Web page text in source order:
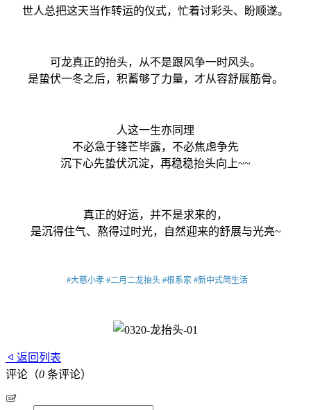
世人总把这天当作转运的仪式，忙着讨彩头、盼顺遂。
可龙真正的抬头，从不是跟风争一时风头。
是蛰伏一冬之后，积蓄够了力量，才从容舒展筋骨。
人这一生亦同理
不必急于锋芒毕露，不必焦虑争先
沉下心先蛰伏沉淀，再稳稳抬头向上~~
真正的好运，并不是求来的，
是沉得住气、熬得过时光，自然迎来的舒展与光亮~
#大慈小孝 #二月二龙抬头 #根系家 #新中式简生活
返回列表
评论（0 条评论）